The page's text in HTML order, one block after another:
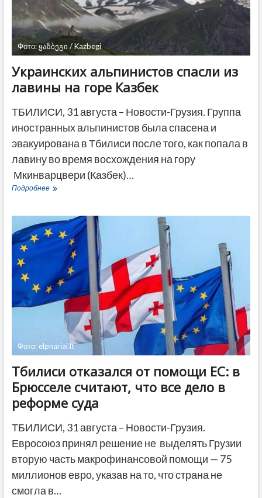
Фото: ყაზბეგი / Kazbegi
Украинских альпинистов спасли из
лавины на горе Казбек
ТБИЛИСИ, 31 августа – Новости-Грузия. Группа
иностранных альпинистов была спасена и
эвакуирована в Тбилиси после того, как попала в
лавину во время восхождения на гору
Мкинварцвери (Казбек)…
ПодробнееУкраинских
из
лавины
на
горе
Казбек
Фото: elpnariai.lt
Тбилиси отказался от помощи ЕС: в
Брюсселе считают, что все дело в
реформе суда
ТБИЛИСИ, 31 августа – Новости-Грузия.
Евросоюз принял решение не выделять Грузии
вторую часть макрофинансовой помощи — 75
миллионов евро, указав на то, что страна не
смогла в…